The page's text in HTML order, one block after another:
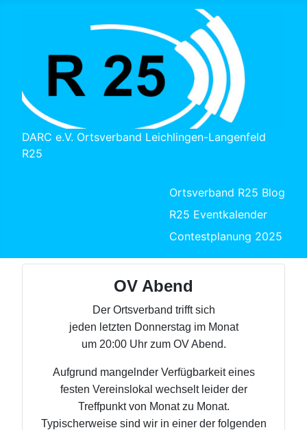
DARC e.V. Ortsverband Leichlingen-Langenfeld
R25
Ortsverband R25 Blog
R25 Eventkalender
Contestplanung 2025
OV Abend
Der Ortsverband trifft sich
jeden letzten Donnerstag im Monat
um 20:00 Uhr zum OV Abend.
Aufgrund mangelnder Verfügbarkeit eines
festen Vereinslokal wechselt leider der
Treffpunkt von Monat zu Monat.
Typischerweise sind wir in einer der folgenden